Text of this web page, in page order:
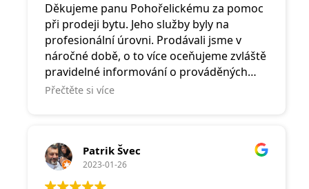
Děkujeme panu Pohořelickému za pomoc
při prodeji bytu. Jeho služby byly na
profesionální úrovni. Prodávali jsme v
náročné době, o to více oceňujeme zvláště
pravidelné informování o prováděných
krocích a následný servis při vyřizování
Přečtěte si více
Patrik Švec
2023-01-26